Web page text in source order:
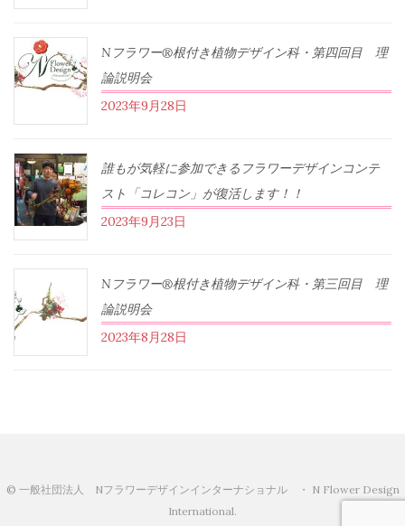
Nフラワー®根付き植物デザイン科・第四回目 理
論説明会
2023年9月28日
誰もが気軽に参加できるフラワーデザインコンテ
スト「コレコン」が復活します！！
2023年9月23日
Nフラワー®根付き植物デザイン科・第三回目 理
論説明会
2023年8月28日
© 一般社団法人 Nフラワーデザインインターナショナル ・ N Flower Design
International.